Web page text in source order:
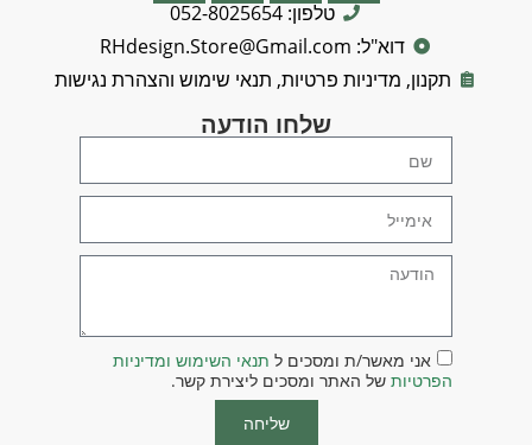
טלפון: 052-8025654
דוא"ל: RHdesign.Store@Gmail.com
תקנון, מדיניות פרטיות, תנאי שימוש והצהרת נגישות
שלחו הודעה
אני מאשר/ת ומסכים ל תנאי השימוש ומדיניות
הפרטיות של האתר ומסכים ליצירת קשר.
שליחה